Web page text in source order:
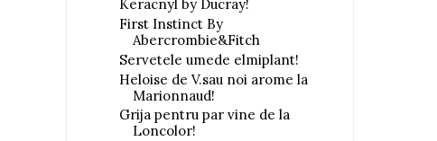
Keracnyl by Ducray!
First Instinct By
Abercrombie&Fitch
Servetele umede elmiplant!
Heloise de V.sau noi arome la
Marionnaud!
Grija pentru par vine de la
Loncolor!